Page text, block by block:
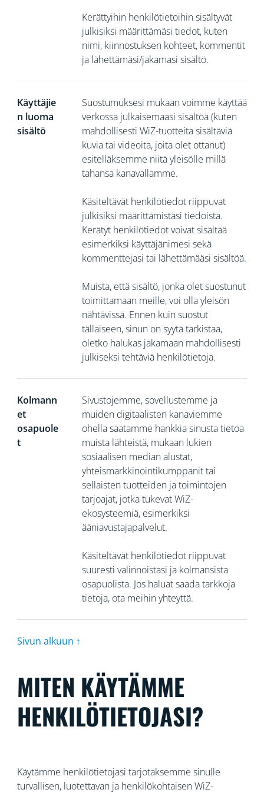
Kerättyihin henkilötietoihin sisältyvät
julkisiksi määrittämäsi tiedot, kuten
nimi, kiinnostuksen kohteet, kommentit
ja lähettämäsi/jakamasi sisältö.
Käyttäjie
n luoma
sisältö
Suostumuksesi mukaan voimme käyttää
verkossa julkaisemaasi sisältöä (kuten
mahdollisesti WiZ-tuotteita sisältäviä
kuvia tai videoita, joita olet ottanut)
esitelläksemme niitä yleisölle millä
tahansa kanavallamme.
Käsiteltävät henkilötiedot riippuvat
julkisiksi määrittämistäsi tiedoista.
Kerätyt henkilötiedot voivat sisältää
esimerkiksi käyttäjänimesi sekä
kommenttejasi tai lähettämääsi sisältöä.
Muista, että sisältö, jonka olet suostunut
toimittamaan meille, voi olla yleisön
nähtävissä. Ennen kuin suostut
tällaiseen, sinun on syytä tarkistaa,
oletko halukas jakamaan mahdollisesti
julkiseksi tehtäviä henkilötietoja.
Kolmann
et
osapuole
t
Sivustojemme, sovellustemme ja
muiden digitaalisten kanaviemme
ohella saatamme hankkia sinusta tietoa
muista lähteistä, mukaan lukien
sosiaalisen median alustat,
yhteismarkkinointikumppanit tai
sellaisten tuotteiden ja toimintojen
tarjoajat, jotka tukevat WiZ-
ekosysteemiä, esimerkiksi
ääniavustajapalvelut.
Käsiteltävät henkilötiedot riippuvat
suuresti valinnoistasi ja kolmansista
osapuolista. Jos haluat saada tarkkoja
tietoja, ota meihin yhteyttä.
Sivun alkuun ↑
MITEN KÄYTÄMME
HENKILÖTIETOJASI?
Käytämme henkilötietojasi tarjotaksemme sinulle
turvallisen, luotettavan ja henkilökohtaisen WiZ-